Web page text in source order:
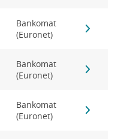
Bankomat
(Euronet)
Bankomat
(Euronet)
Bankomat
(Euronet)